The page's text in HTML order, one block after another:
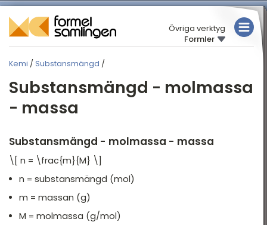
Övriga verktyg
Formler
Kemi / Substansmängd /
Substansmängd - molmassa
- massa
Substansmängd - molmassa - massa
\[ n = \frac{m}{M} \]
n = substansmängd (mol)
m = massan (g)
M = molmassa (g/mol)
MATEMATIK
KEMI
Översikt
Elektrokemi